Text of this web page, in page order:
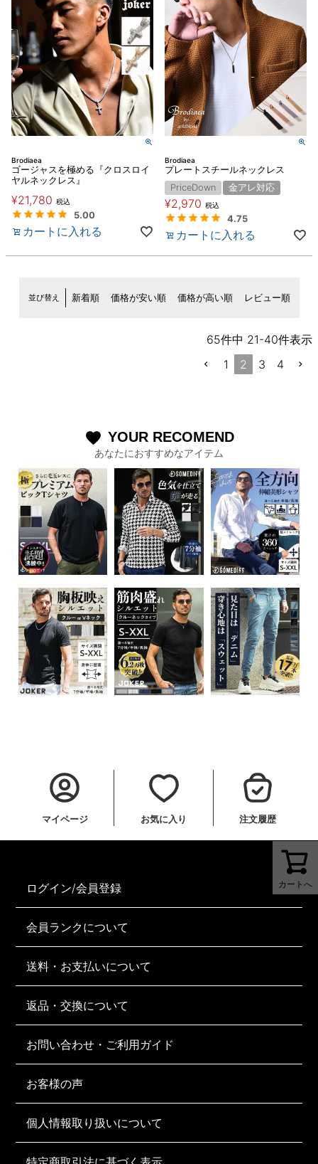
Brodiaea
ゴージャスを極める『クロスロイ
ヤルネックレス』
¥21,780 税込
5.00
カートに入れる
Brodiaea
プレートスチールネックレス
PriceDown
金アレ対応
¥2,970 税込
4.75
カートに入れる
並び替え 新着順 価格が安い順 価格が高い順 レビュー順
65件中 21-40件表示
1
2 3 4
カートへ
favorite YOUR RECOMEND
あなたにおすすめなアイテム
マイページ お気に入り 注文履歴
ログイン/会員登録
会員ランクについて
送料・お支払いについて
返品・交換について
お問い合わせ・ご利用ガイド
お客様の声
個人情報取り扱いについて